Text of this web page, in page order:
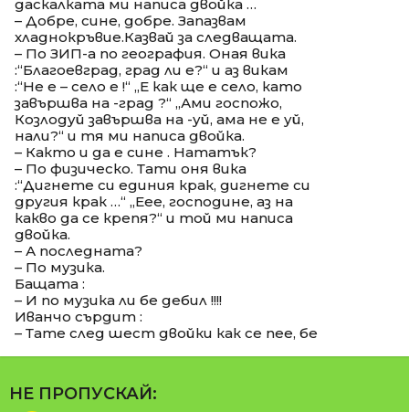
даскалката ми написа двойка …
– Добре, сине, добре. Запазвам
хладнокръвие.Казвай за следващата.
– По ЗИП-а по география. Оная вика
:“Благоевград, град ли е?“ и аз викам
:“Не е – село е !“ „Е как ще е село, като
завършва на -град ?“ „Ами госпожо,
Козлодуй завършва на -уй, ама не е уй,
нали?“ и тя ми написа двойка.
– Както и да е сине . Нататък?
– По физическо. Тати оня вика
:“Дигнете си единия крак, дигнете си
другия крак …“ „Еее, господине, аз на
какво да се крепя?“ и той ми написа
двойка.
– А последната?
– По музика.
Бащата :
– И по музика ли бе дебил !!!!
Иванчо сърдит :
– Тате след шест двойки как се пее, бе
НЕ ПРОПУСКАЙ: